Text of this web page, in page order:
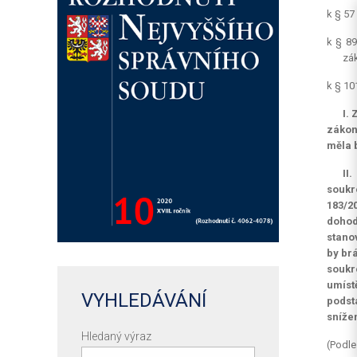
k § 57
k §
k §
I.
měla
II.
183/
by
VYHLEDÁVÁNÍ
Hledaný výraz